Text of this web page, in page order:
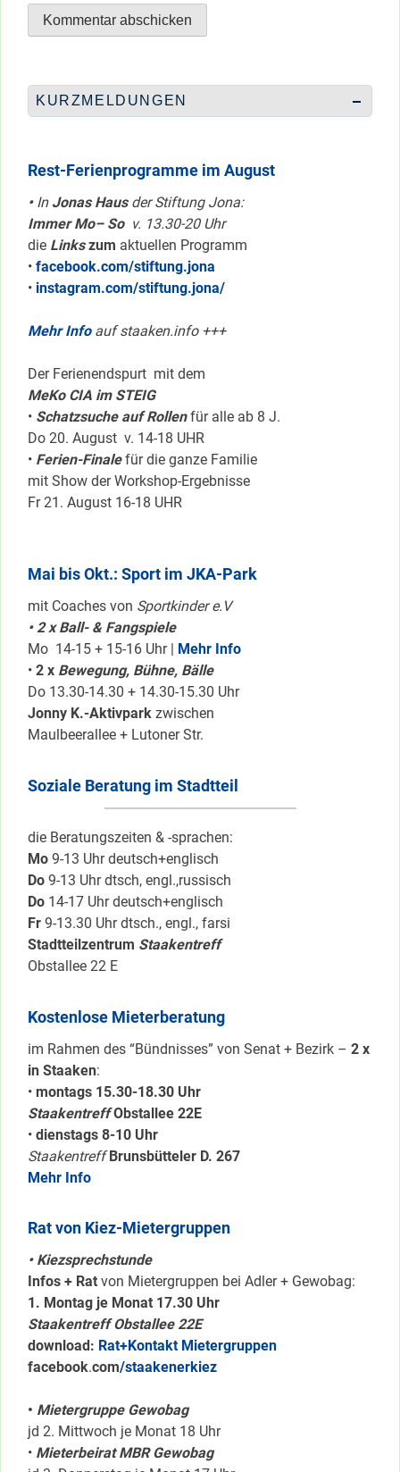
KURZMELDUNGEN
Rest-Ferienprogramme im August
•InJonas Hausder Stiftung Jona:
Immer Mo– So v. 13.30-20 Uhr
die Linkszum aktuellen Programm
• facebook.com/stiftung.jona
• instagram.com/stiftung.jona/
Mehr Infoauf staaken.info +++
Der Ferienendspurt mit dem
MeKo CIA im STEIG
• Schatzsuche auf Rollenfür alle ab 8 J.
Do 20. August v. 14-18 UHR
• Ferien-Finalefür die ganze Familie
mit Show der Workshop-Ergebnisse
Fr 21. August 16-18 UHR
Mai bis Okt.: Sport im JKA-Park
mit Coaches von Sportkinder e.V
• 2 x Ball- & Fangspiele
Mo 14-15 + 15-16 Uhr |
Mehr Info
• 2 x Bewegung, Bühne, Bälle
Do 13.30-14.30 + 14.30-15.30 Uhr
Jonny K.-Aktivpark zwischen
Maulbeerallee + Lutoner Str.
Soziale Beratung im Stadtteil
die Beratungszeiten & -sprachen:
Mo 9-13 Uhr deutsch+englisch
Do 9-13 Uhr dtsch, engl.,russisch
Do 14-17 Uhr deutsch+englisch
Fr 9-13.30 Uhr dtsch., engl., farsi
Stadtteilzentrum Staakentreff
Obstallee 22 E
Kostenlose Mieterberatung
im Rahmen des “Bündnisses” von Senat + Bezirk – 2 x
in Staaken:
• montags 15.30-18.30 Uhr
Staakentreff Obstallee 22E
• dienstags 8-10 Uhr
Staakentreff Brunsbütteler D. 267
Mehr Info
Rat von Kiez-Mietergruppen
• Kiezsprechstunde
Infos + Rat von Mietergruppen bei Adler + Gewobag:
1. Montag je Monat 17.30 Uhr
Staakentreff Obstallee 22E
download: Rat+Kontakt Mietergruppen
facebook.com/staakenerkiez
• Mietergruppe Gewobag
jd 2. Mittwoch je Monat 18 Uhr
• Mieterbeirat MBR Gewobag